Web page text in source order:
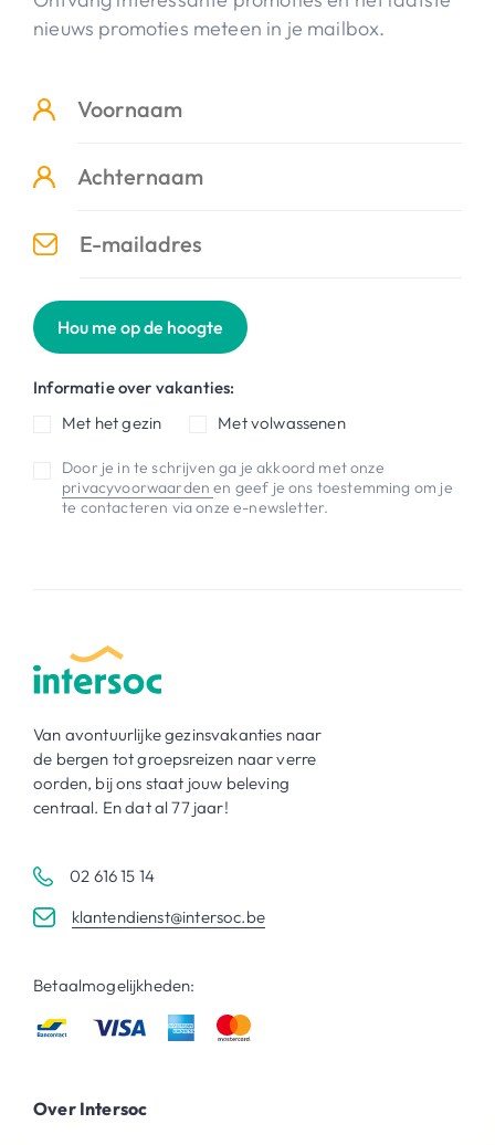
nieuws promoties meteen in je mailbox.
Hou me op de hoogte
Informatie over vakanties:
Met het gezin
Met volwassenen
Door je in te schrijven ga je akkoord met onze
privacyvoorwaardenen geef je ons toestemming om je
te contacteren via onze e-newsletter.
Van avontuurlijke gezinsvakanties naar
de bergen tot groepsreizen naar verre
oorden, bij ons staat jouw beleving
centraal. En dat al 77 jaar!
02 616 15 14
klantendienst@intersoc.be
Betaalmogelijkheden:
Over Intersoc